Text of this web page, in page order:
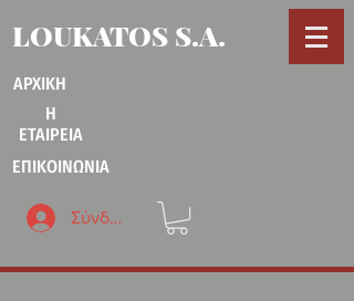
LOUKATOS S.A.
ΑΡΧΙΚΗ
Η
ΕΤΑΙΡΕΙΑ
ΕΠΙΚΟΙΝΩΝΙΑ
Σύνδεση